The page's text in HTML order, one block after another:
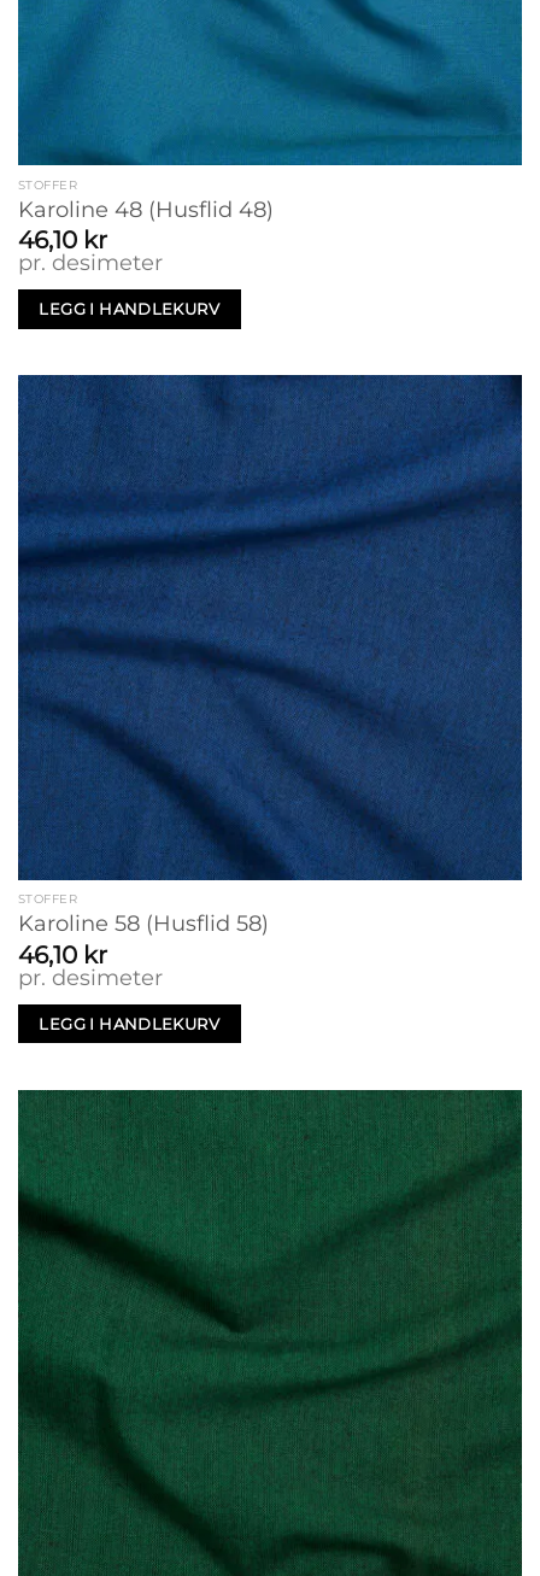
STOFFER
Karoline 48 (Husflid 48)
46,10 kr
pr. desimeter
LEGG I HANDLEKURV
STOFFER
Karoline 58 (Husflid 58)
46,10 kr
pr. desimeter
LEGG I HANDLEKURV